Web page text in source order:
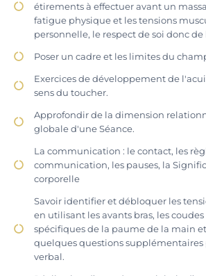
étirements à effectuer avant un
fatigue physique et les tensions
personnelle, le respect de soi donc de
Poser un cadre et les limites du
Exercices de développement de
sens du toucher.
Approfondir de la dimension
globale d'une Séance.
La communication : le contact, les
communication, les pauses, la
corporelle
Savoir identifier et débloquer les
en utilisant les avants bras, les
spécifiques de la paume de la main
quelques questions supplémentaires
verbal.